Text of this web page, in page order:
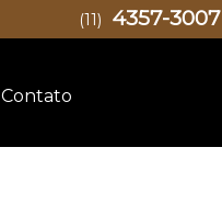
Contato
(11) 4357-3007